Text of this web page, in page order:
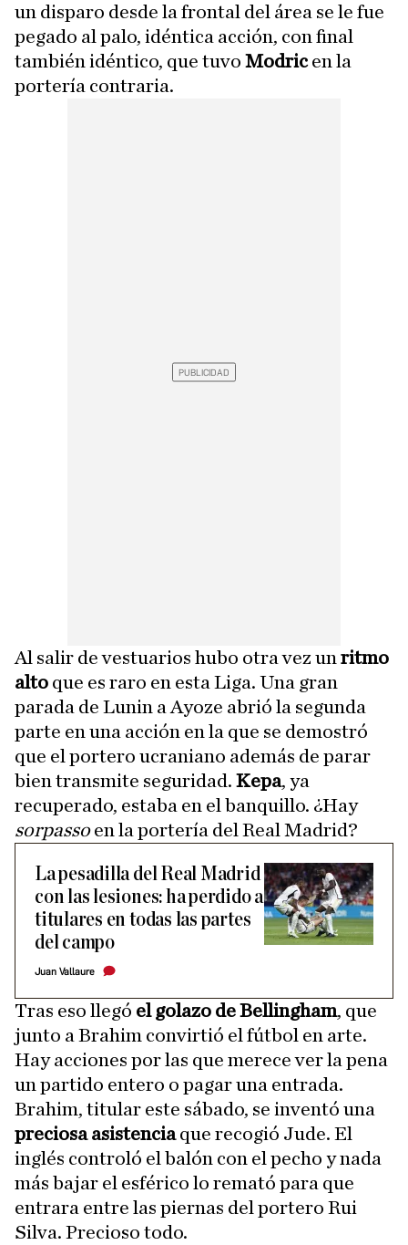
un disparo desde la frontal del área se le fue
pegado al palo, idéntica acción, con final
también idéntico, que tuvo Modricen la
portería contraria.
Al salir de vestuarios hubo otra vez un ritmo
alto que es raro en esta Liga. Una gran
parada de Lunin a Ayoze abrió la segunda
parte en una acción en la que se demostró
que el portero ucraniano además de parar
bien transmite seguridad. Kepa, ya
recuperado, estaba en el banquillo. ¿Hay
sorpassoen la portería del Real Madrid?
La pesadilla del Real Madrid
con las lesiones: ha perdido a
titulares en todas las partes
del campo
Juan Vallaure
Tras eso llegó el golazo de Bellingham, que
junto a Brahim convirtió el fútbol en arte.
Hay acciones por las que merece ver la pena
un partido entero o pagar una entrada.
Brahim, titular este sábado, se inventó una
preciosa asistenciaque recogió Jude. El
inglés controló el balón con el pecho y nada
más bajar el esférico lo remató para que
entrara entre las piernas del portero Rui
Silva. Precioso todo.